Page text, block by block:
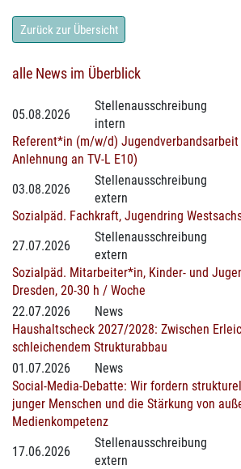
Zurück zur Übersicht
alle News im Überblick
05.08.2026
Stellenausschreibung
intern
Referent*in (m/w/d) Jugendverbandsarbeit
Anlehnung an TV-L E10)
03.08.2026
Stellenausschreibung
extern
Sozialpäd. Fachkraft, Jugendring
27.07.2026
Stellenausschreibung
extern
Sozialpäd. Mitarbeiter*in, Kinder- und
Dresden, 20-30 h / Woche
22.07.2026
News
Haushaltscheck 2027/2028: Zwischen
schleichendem Strukturabbau
01.07.2026
News
Social-Media-Debatte: Wir fordern
junger Menschen und die Stärkung von
Medienkompetenz
17.06.2026
Stellenausschreibung
extern